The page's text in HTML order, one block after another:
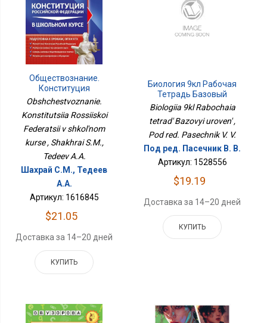
Обществознание.
Конституция
Российской Федерации
Obshchestvoznanie.
Konstitutsiia Rossiiskoi
Federatsii v shkol'nom
kurse , Shakhrai S.M.,
Tedeev A.A.
Шахрай С.М., Тедеев
А.А.
Артикул: 1616845
$21.05
Доставка за 14–20 дней
КУПИТЬ
Биология 9кл Рабочая
Тетрадь Базовый
Уровень
Biologiia 9kl Rabochaia
tetrad' Bazovyi uroven' ,
Pod red. Pasechnik V. V.
Под ред. Пасечник В. В.
Артикул: 1528556
$19.19
Доставка за 14–20 дней
КУПИТЬ